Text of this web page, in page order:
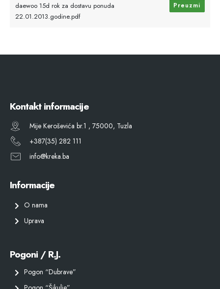
daewoo 15d rok za dostavu ponuda
22.01.2013.godine.pdf
Preuzmi
Kontakt informacije
Mije Keroševića br.1 , 75000, Tuzla
+387(35) 282 111
info@kreka.ba
Informacije
O nama
Uprava
Pogoni / R.J.
Pogon “Dubrave”